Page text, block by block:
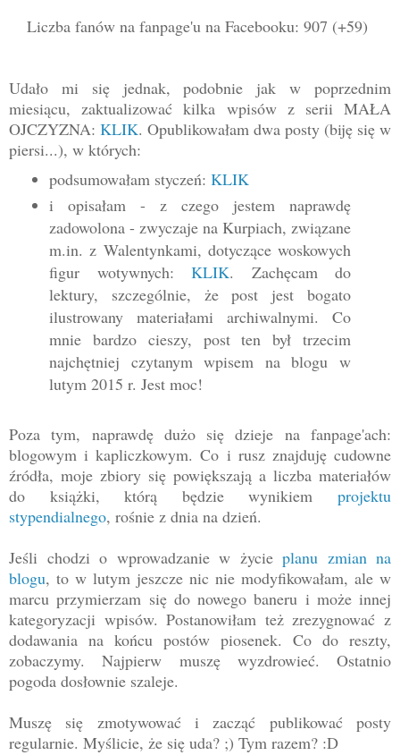
Liczba fanów na fanpage'u na Facebooku: 907 (+59)
Udało mi się jednak, podobnie jak w poprzednim
miesiącu, zaktualizować kilka wpisów z serii MAŁA
OJCZYZNA: KLIK. Opublikowałam dwa posty (biję się w
piersi...), w których:
podsumowałam styczeń: KLIK
i opisałam - z czego jestem naprawdę
zadowolona - zwyczaje na Kurpiach, związane
m.in. z Walentynkami, dotyczące woskowych
figur wotywnych: KLIK. Zachęcam do
lektury, szczególnie, że post jest bogato
ilustrowany materiałami archiwalnymi. Co
mnie bardzo cieszy, post ten był trzecim
najchętniej czytanym wpisem na blogu w
lutym 2015 r. Jest moc!
Poza tym, naprawdę dużo się dzieje na fanpage'ach:
blogowym i kapliczkowym. Co i rusz znajduję cudowne
źródła, moje zbiory się powiększają a liczba materiałów
do książki, którą będzie wynikiem projektu
stypendialnego, rośnie z dnia na dzień.
Jeśli chodzi o wprowadzanie w życie planu zmian na
blogu, to w lutym jeszcze nic nie modyfikowałam, ale w
marcu przymierzam się do nowego baneru i może innej
kategoryzacji wpisów. Postanowiłam też zrezygnować z
dodawania na końcu postów piosenek. Co do reszty,
zobaczymy. Najpierw muszę wyzdrowieć. Ostatnio
pogoda dosłownie szaleje.
Muszę się zmotywować i zacząć publikować posty
regularnie. Myślicie, że się uda? ;) Tym razem? :D